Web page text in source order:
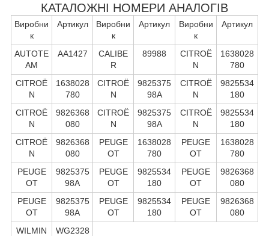
КАТАЛОЖНІ НОМЕРИ АНАЛОГІВ
Виробни
к
Артикул
Виробни
к
Артикул
Виробни
к
Артикул
AUTOTE
AM
AA1427
CALIBE
R
89988
CITROË
N
1638028
780
CITROË
N
1638028
780
CITROË
N
9825375
98A
CITROË
N
9825534
180
CITROË
N
9826368
080
CITROË
N
9825375
98A
CITROË
N
9825534
180
CITROË
N
9826368
080
PEUGE
OT
1638028
780
PEUGE
OT
1638028
780
PEUGE
OT
9825375
98A
PEUGE
OT
9825534
180
PEUGE
OT
9826368
080
PEUGE
OT
9825375
98A
PEUGE
OT
9825534
180
PEUGE
OT
9826368
080
WILMIN
WG2328